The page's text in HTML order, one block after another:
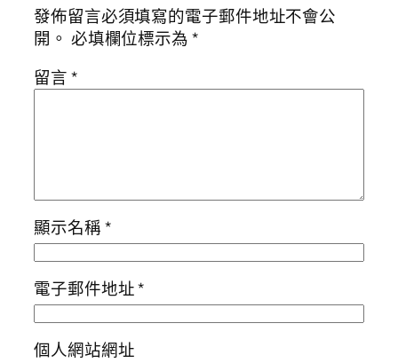
發佈留言必須填寫的電子郵件地址不會公
開。 必填欄位標示為*
留言*
顯示名稱*
電子郵件地址*
個人網站網址